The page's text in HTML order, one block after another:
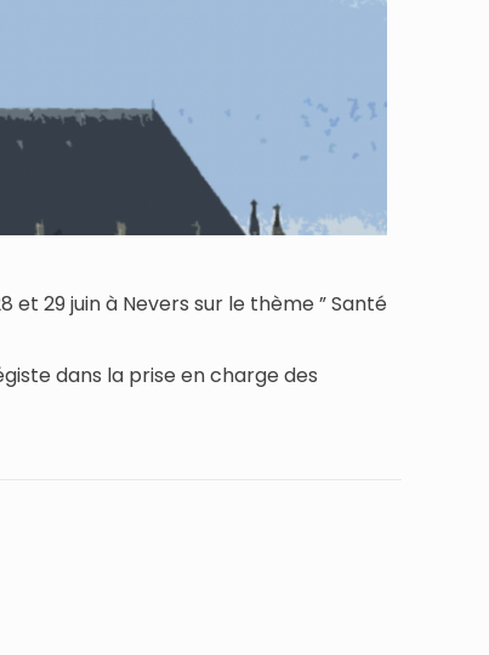
et 29 juin à Nevers sur le thème ” Santé
dans la prise en charge des